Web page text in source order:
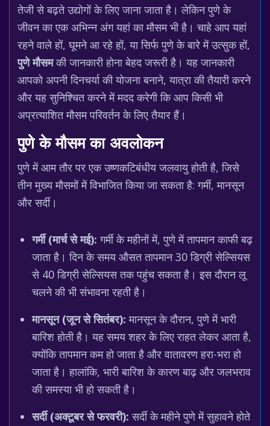
तेजी से बढ़ते उद्योगों के लिए जाना जाता है। लेकिन पुणे के
जीवन का एक अभिन्न अंग यहां का मौसम भी है। चाहे आप यहां
रहने वाले हों, घूमने आ रहे हों, या सिर्फ पुणे के बारे में उत्सुक हों,
पुणे मौसमकी जानकारी होना बेहद जरूरी है। यह जानकारी
आपको अपनी दिनचर्या की योजना बनाने, यात्रा की तैयारी करने
और यह सुनिश्चित करने में मदद करेगी कि आप किसी भी
अप्रत्याशित मौसम परिवर्तन के लिए तैयार हैं।
पुणे के मौसम का अवलोकन
पुणे में आम तौर पर एक उष्णकटिबंधीय जलवायु होती है, जिसे
तीन मुख्य मौसमों में विभाजित किया जा सकता है: गर्मी, मानसून
और सर्दी।
गर्मी (मार्च से मई): गर्मी के महीनों में, पुणे में तापमान काफी बढ़
जाता है। दिन के समय औसत तापमान 30 डिग्री सेल्सियस
से 40 डिग्री सेल्सियस तक पहुंच सकता है। इस दौरान लू
चलने की भी संभावना रहती है।
मानसून (जून से सितंबर): मानसून के दौरान, पुणे में भारी
बारिश होती है। यह समय शहर के लिए राहत लेकर आता है,
क्योंकि तापमान कम हो जाता है और वातावरण हरा-भरा हो
जाता है। हालांकि, भारी बारिश के कारण बाढ़ और जलभराव
की समस्या भी हो सकती है।
सर्दी (अक्टूबर से फरवरी): सर्दी के महीने पुणे में सुहावने होते